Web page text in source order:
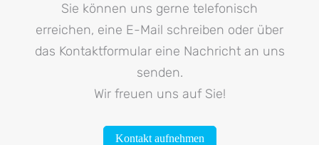
Sie können uns gerne telefonisch
erreichen, eine E-Mail schreiben oder über
das Kontaktformular eine Nachricht an uns
senden.
Wir freuen uns auf Sie!
Kontakt aufnehmen